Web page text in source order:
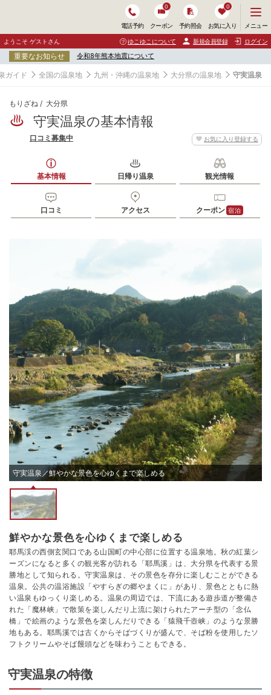
電話予約 クーポン
0
予約照会 お気に入り
0
ニ
ュ
ー
開
く
メニュー
ようこそ ゲストさん ゆこゆこについて 新規会員登録 ログイン
重要なお知らせ 令和8年熊本地震について
ガイド 全国の温泉地 九州・沖縄の温泉地 大分県の温泉地 守実温泉
もりざね 大分県
守実温泉の基本情報
お気に入り登録する
口コミ募集中
基本情報 日帰り温泉 観光情報
口コミ アクセス クーポン 宿泊
守実温泉／鮮やかな景色を心ゆくまで楽しめる
鮮やかな景色を心ゆくまで楽しめる
耶馬渓の西側玄関口である山国町の中心部に位置する温泉地。秋の紅葉シ
ーズンになると多くの観光客が訪れる「耶馬溪」は、大分県を代表する景
勝地として知られる。守実温泉は、その景色を存分に楽しむことができる
温泉。公共の温浴施設「やすらぎの郷やまくに」があり、景色とともに熱
い温泉もゆっくり楽しめる。温泉の周辺では、下流にある遊歩道が整備さ
れた「魔林峡」で散策を楽しんだり上流に架けられたアーチ型の「念仏
橋」で絵画のような景色を楽しんだりできる「猿飛千壺峡」のような景勝
地もある。耶馬溪では古くからそばづくりが盛んで、そば粉を使用したソ
フトクリームやそば饅頭などを味わうこともできる。
守実温泉の特徴